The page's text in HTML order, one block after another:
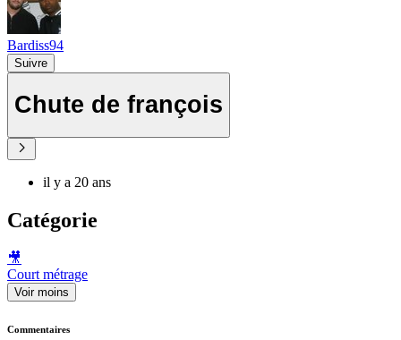
Bardiss94
Suivre
Chute de françois
il y a 20 ans
Catégorie
🎥
Court métrage
Voir moins
Commentaires